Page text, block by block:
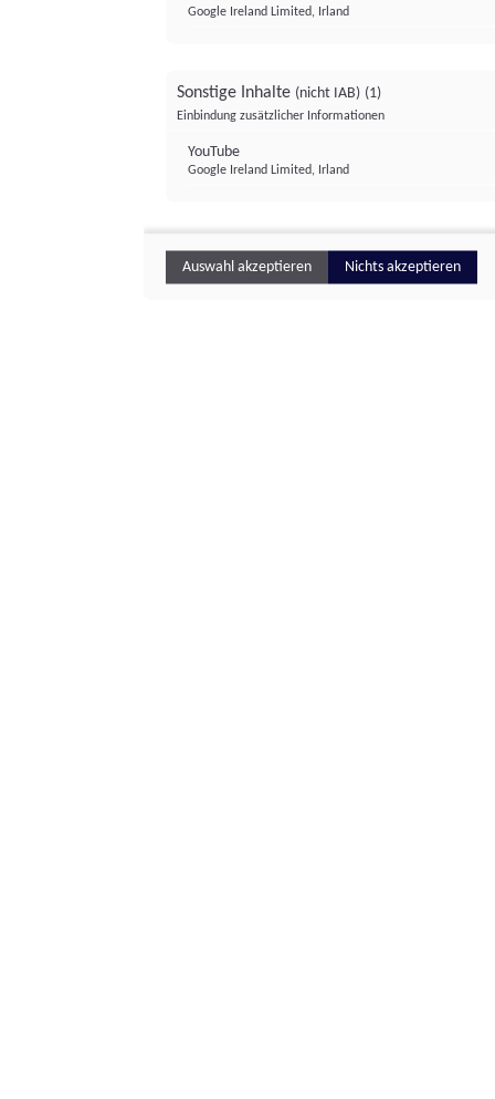
Google Ireland Limited, Irland
Sonstige Inhalte (nicht IAB) (1)
Einbindung zusätzlicher Informationen
YouTube
Google Ireland Limited, Irland
Auswahl akzeptieren Nichts akzeptieren